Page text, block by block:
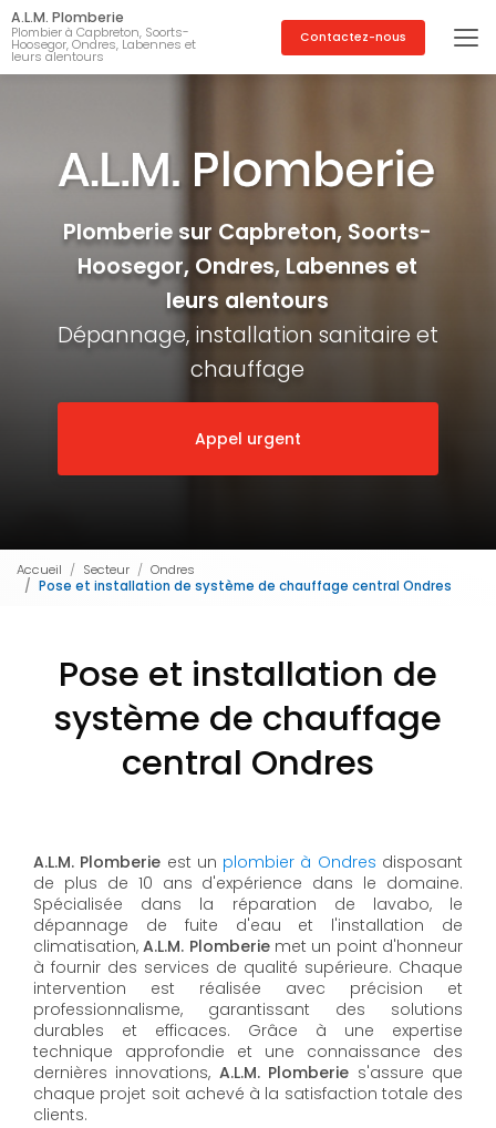
Aller
au
contenu
principal
A.L.M. Plomberie
Plombier à Capbreton, Soorts-
Hoosegor, Ondres, Labennes et
leurs alentours
Contactez-nous
Plomberie sur Capbreton, Soorts-
Hoosegor, Ondres, Labennes et
leurs alentours
Dépannage, installation sanitaire et
chauffage
Appel urgent
Accueil Secteur
Ondres
Pose et installation de système de chauffage central Ondres
Pose et installation de
système de chauffage
central Ondres
A.L.M. Plomberie est un plombier à Ondres disposant
de plus de 10 ans d'expérience dans le domaine.
Spécialisée dans la réparation de lavabo, le
dépannage de fuite d'eau et l'installation de
climatisation,A.L.M. Plomberiemet un point d'honneur
à fournir des services de qualité supérieure. Chaque
intervention est réalisée avec précision et
professionnalisme, garantissant des solutions
durables et efficaces. Grâce à une expertise
technique approfondie et une connaissance des
dernières innovations, A.L.M. Plomberie s'assure que
chaque projet soit achevé à la satisfaction totale des
clients.